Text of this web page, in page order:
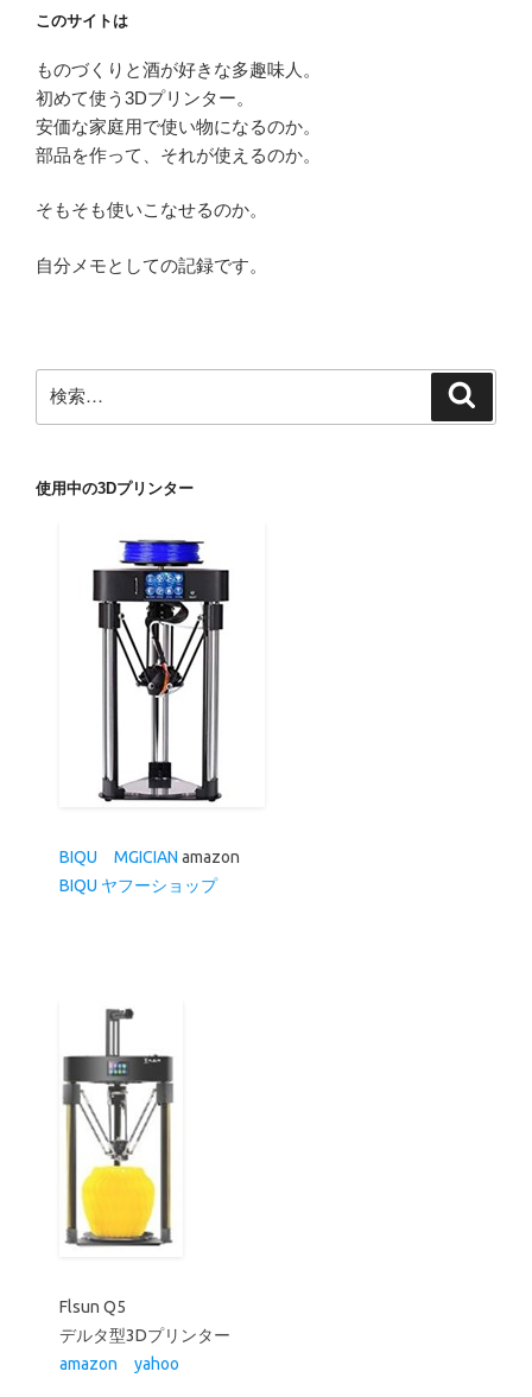
ン
このサイトは
ものづくりと酒が好きな多趣味人。
初めて使う3Dプリンター。
安価な家庭用で使い物になるのか。
部品を作って、それが使えるのか。
そもそも使いこなせるのか。
自分メモとしての記録です。
索:
使用中の3Dプリンター